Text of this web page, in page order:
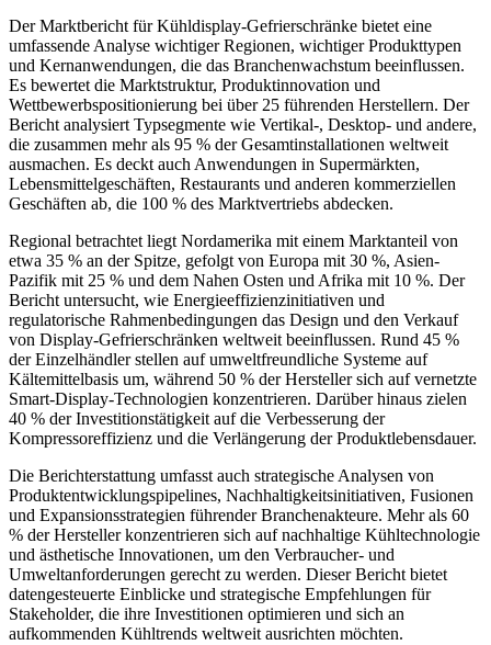
Der Marktbericht für Kühldisplay-Gefrierschränke bietet eine
umfassende Analyse wichtiger Regionen, wichtiger Produkttypen
und Kernanwendungen, die das Branchenwachstum beeinflussen.
Es bewertet die Marktstruktur, Produktinnovation und
Wettbewerbspositionierung bei über 25 führenden Herstellern. Der
Bericht analysiert Typsegmente wie Vertikal-, Desktop- und andere,
die zusammen mehr als 95 % der Gesamtinstallationen weltweit
ausmachen. Es deckt auch Anwendungen in Supermärkten,
Lebensmittelgeschäften, Restaurants und anderen kommerziellen
Geschäften ab, die 100 % des Marktvertriebs abdecken.
Regional betrachtet liegt Nordamerika mit einem Marktanteil von
etwa 35 % an der Spitze, gefolgt von Europa mit 30 %, Asien-
Pazifik mit 25 % und dem Nahen Osten und Afrika mit 10 %. Der
Bericht untersucht, wie Energieeffizienzinitiativen und
regulatorische Rahmenbedingungen das Design und den Verkauf
von Display-Gefrierschränken weltweit beeinflussen. Rund 45 %
der Einzelhändler stellen auf umweltfreundliche Systeme auf
Kältemittelbasis um, während 50 % der Hersteller sich auf vernetzte
Smart-Display-Technologien konzentrieren. Darüber hinaus zielen
40 % der Investitionstätigkeit auf die Verbesserung der
Kompressoreffizienz und die Verlängerung der Produktlebensdauer.
Die Berichterstattung umfasst auch strategische Analysen von
Produktentwicklungspipelines, Nachhaltigkeitsinitiativen, Fusionen
und Expansionsstrategien führender Branchenakteure. Mehr als 60
% der Hersteller konzentrieren sich auf nachhaltige Kühltechnologie
und ästhetische Innovationen, um den Verbraucher- und
Umweltanforderungen gerecht zu werden. Dieser Bericht bietet
datengesteuerte Einblicke und strategische Empfehlungen für
Stakeholder, die ihre Investitionen optimieren und sich an
aufkommenden Kühltrends weltweit ausrichten möchten.